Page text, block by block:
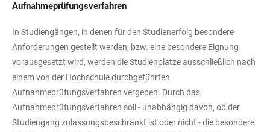
Aufnahmeprüfungsverfahren
In Studiengängen, in denen für den Studienerfolg besondere
Anforderungen gestellt werden, bzw. eine besondere Eignung
vorausgesetzt wird, werden die Studienplätze ausschließlich nach
einem von der Hochschule durchgeführten
Aufnahmeprüfungsverfahren vergeben. Durch das
Aufnahmeprüfungsverfahren soll - unabhängig davon, ob der
Studiengang zulassungsbeschränkt ist oder nicht - die besondere